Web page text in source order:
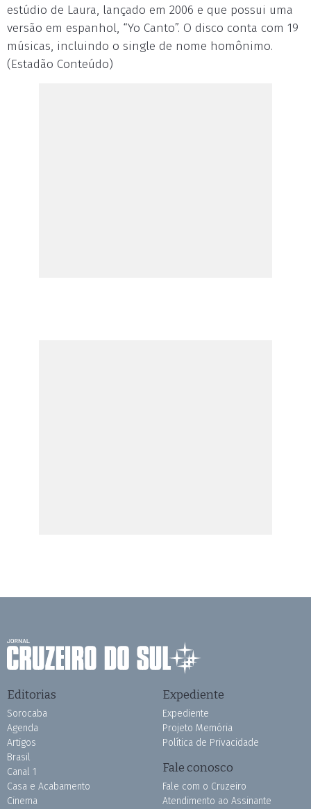
estúdio de Laura, lançado em 2006 e que possui uma
versão em espanhol, “Yo Canto”. O disco conta com 19
músicas, incluindo o single de nome homônimo.
(Estadão Conteúdo)
Editorias
Sorocaba
Agenda
Artigos
Brasil
Canal 1
Casa e Acabamento
Cinema
Expediente
Expediente
Projeto Memória
Política de Privacidade
Fale conosco
Fale com o Cruzeiro
Atendimento ao Assinante